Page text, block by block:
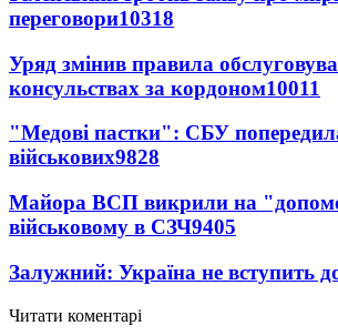
переговори10318
Уряд змінив правила
консульствах за кордоном10011
"Медові пастки": СБУ
військових9828
Майора ВСП викрили на
військовому в СЗЧ9405
Залужний: Україна не вступить
Читати коментарі